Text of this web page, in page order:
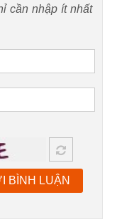
cần nhập ít nhất
BÌNH LUẬN